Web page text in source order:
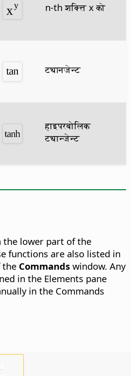
n-th शक्त्ति x को
ट्यानजेन्ट
हाइपरबोलिक
ट्यान्जेन्ट
the lower part of the
functions are also listed in
the Commands window. Any
in the Elements pane
in the Commands